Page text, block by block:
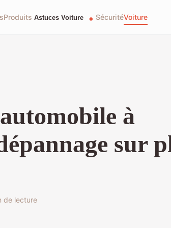
Produits SécuritéVoiture
à
sur
de lecture